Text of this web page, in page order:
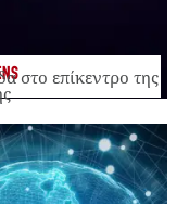
στο επίκεντρο της